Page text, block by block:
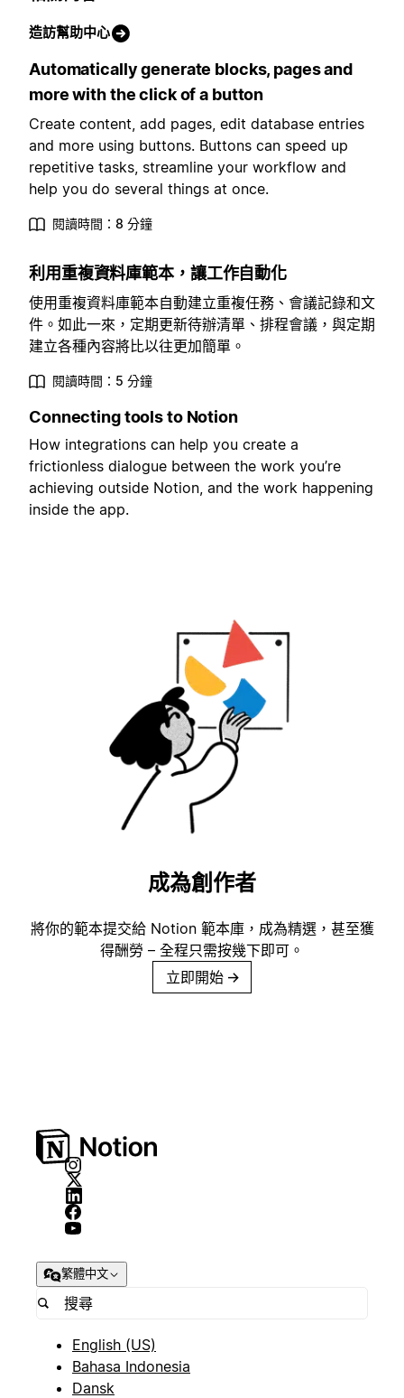
造訪幫助中心
Automatically generate blocks, pages and
more with the click of a button
Create content, add pages, edit database entries
and more using buttons. Buttons can speed up
repetitive tasks, streamline your workflow and
help you do several things at once.
閱讀時間：8 分鐘
利用重複資料庫範本，讓工作自動化
使用重複資料庫範本自動建立重複任務、會議記錄和文
件。如此一來，定期更新待辦清單、排程會議，與定期
建立各種內容將比以往更加簡單。
閱讀時間：5 分鐘
Connecting tools to Notion
How integrations can help you create a
frictionless dialogue between the work you’re
achieving outside Notion, and the work happening
inside the app.
成為創作者
將你的範本提交給 Notion 範本庫，成為精選，甚至獲
得酬勞 – 全程只需按幾下即可。
立即開始 →
繁體中文
English (US)
Bahasa Indonesia
Dansk